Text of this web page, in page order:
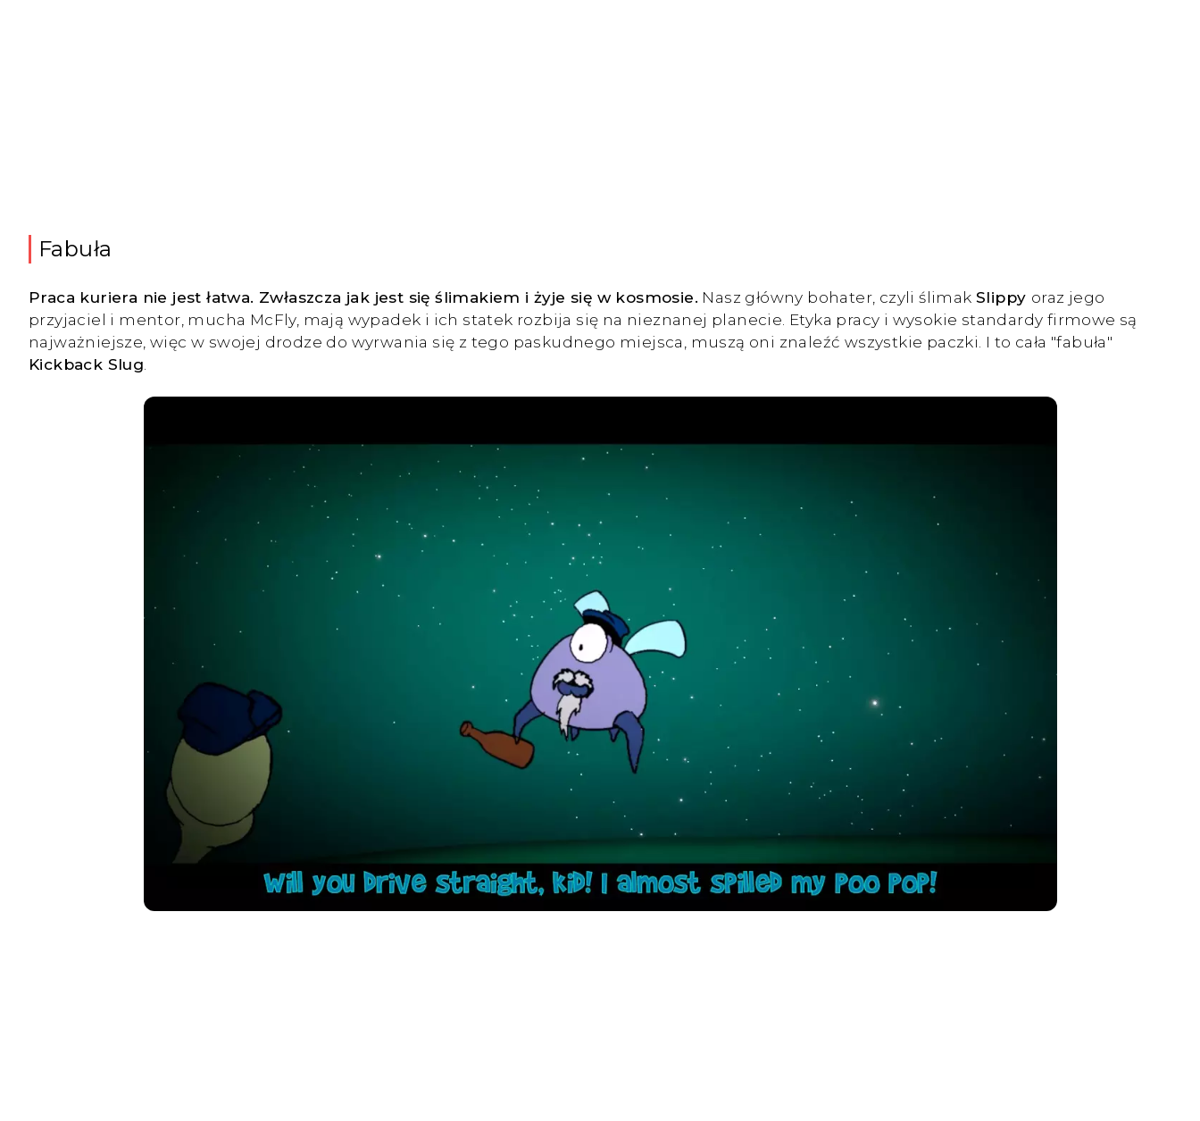
Fabuła
Praca kuriera nie jest łatwa. Zwłaszcza jak jest się ślimakiem i żyje się w kosmosie. Nasz główny bohater, czyli ślimak Slippy oraz jego
przyjaciel i mentor, mucha McFly, mają wypadek i ich statek rozbija się na nieznanej planecie. Etyka pracy i wysokie standardy firmowe są
najważniejsze, więc w swojej drodze do wyrwania się z tego paskudnego miejsca, muszą oni znaleźć wszystkie paczki. I to cała "fabuła"
Kickback Slug